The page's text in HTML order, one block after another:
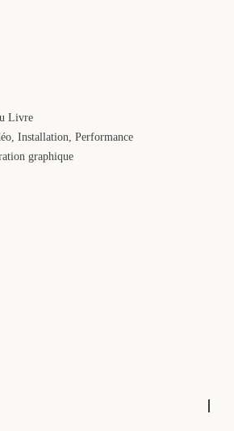
Livre
Installation, Performance
graphique